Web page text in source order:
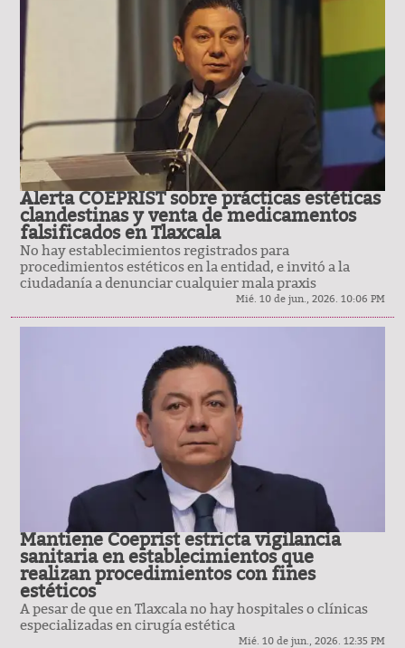
Alerta COEPRIST sobre prácticas estéticas
clandestinas y venta de medicamentos
falsificados en Tlaxcala
No hay establecimientos registrados para
procedimientos estéticos en la entidad, e invitó a la
ciudadanía a denunciar cualquier mala praxis
Mié. 10 de jun., 2026. 10:06 PM
Mantiene Coeprist estricta vigilancia
sanitaria en establecimientos que
realizan procedimientos con fines
estéticos
A pesar de que en Tlaxcala no hay hospitales o clínicas
especializadas en cirugía estética
Mié. 10 de jun., 2026. 12:35 PM